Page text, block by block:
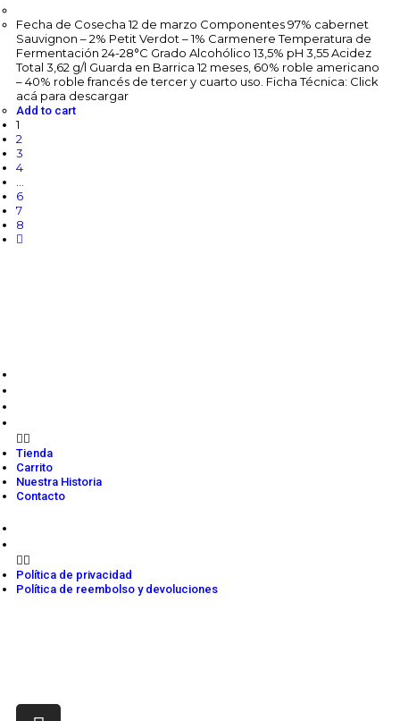
Fecha de Cosecha 12 de marzo Componentes 97% cabernet
Sauvignon – 2% Petit Verdot – 1% Carmenere Temperatura de
Fermentación 24-28°C Grado Alcohólico 13,5% pH 3,55 Acidez
Total 3,62 g/l Guarda en Barrica 12 meses, 60% roble americano
– 40% roble francés de tercer y cuarto uso. Ficha Técnica: Click
acá para descargar
Add to cart
1
2
3
4
6
7
8
Tienda
Carrito
Nuestra Historia
Contacto
Política de privacidad
Política de reembolso y devoluciones